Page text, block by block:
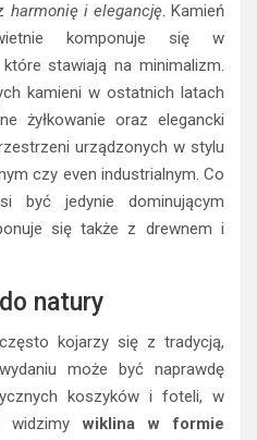
harmonię i elegancję. Kamień
komponuje się w
stawiają na minimalizm.
kamieni w ostatnich latach
żyłkowanie oraz elegancki
urządzonych w stylu
czy even industrialnym. Co
być jedynie dominującym
się także z drewnem i
natury
kojarzy się z tradycją,
może być naprawdę
koszyków i foteli, w
widzimywiklina w formie